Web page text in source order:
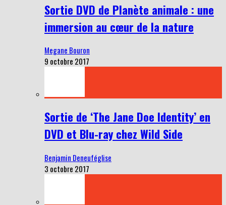
Sortie DVD de Planète animale : une
immersion au cœur de la nature
Megane Bouron
9 octobre 2017
Sortie de ‘The Jane Doe Identity’ en
DVD et Blu-ray chez Wild Side
Benjamin Deneuféglise
3 octobre 2017